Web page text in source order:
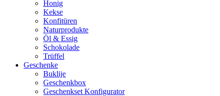
Honig
Kekse
Konfitüren
Naturprodukte
Öl & Essig
Schokolade
Trüffel
Geschenke
Buklije
Geschenkbox
Geschenkset Konfigurator